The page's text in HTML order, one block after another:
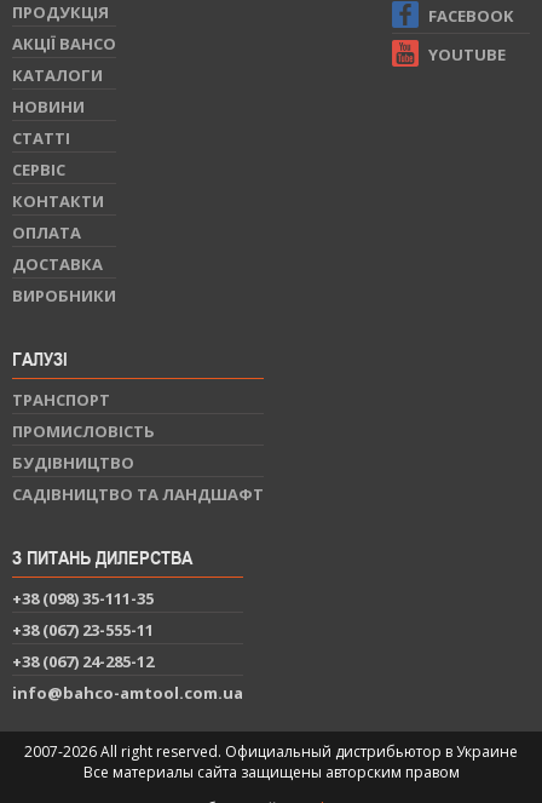
ПРОДУКЦIЯ
АКЦІЇ BAHCO
КАТАЛОГИ
НОВИНИ
СТАТТI
СЕРВIС
КОНТАКТИ
ОПЛАТА
ДОСТАВКА
ВИРОБНИКИ
ГАЛУЗІ
ТРАНСПОРТ
ПРОМИСЛОВІСТЬ
БУДІВНИЦТВО
САДІВНИЦТВО ТА ЛАНДШАФТ
З ПИТАНЬ ДИЛЕРСТВА
+38 (098) 35-111-35
+38 (067) 23-555-11
+38 (067) 24-285-12
info@bahco-amtool.com.ua
FACEBOOK
YOUTUBE
2007-2026 All right reserved. Официальный дистрибьютор в Украине
Все материалы сайта защищены авторским правом